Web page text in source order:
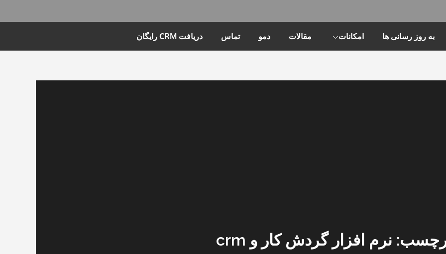
به روز رسانی ها امکانات مقالات دمو تماس دریافت CRM رایگان
نرم افزار گردش کار و crm